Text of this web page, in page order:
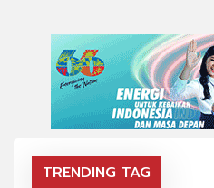
TRENDING TAG